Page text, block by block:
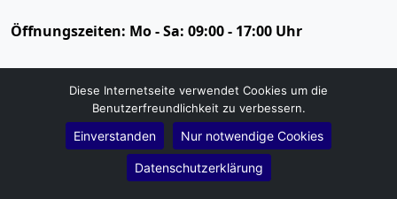
Öffnungszeiten: Mo - Sa: 09:00 - 17:00 Uhr
Impressum
Datenschutz
Umzugsservice
Umzugsservice Grünheide
Diese Internetseite verwendet Cookies um die
Benutzerfreundlichkeit zu verbessern.
Einverstanden Nur notwendige Cookies
Datenschutzerklärung